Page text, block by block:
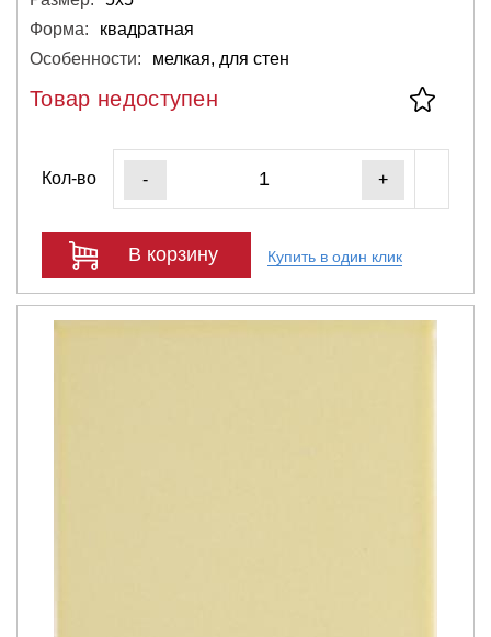
Форма:
квадратная
Особенности:
мелкая, для стен
Товар недоступен
Кол-во - +
В корзину Купить в один клик